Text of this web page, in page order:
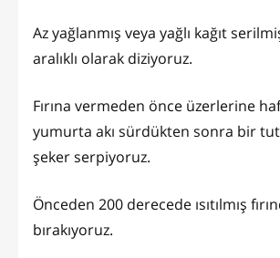
Az yağlanmış veya yağlı kağıt
aralıklı olarak diziyoruz.
Fırına vermeden önce üzerlerine
yumurta akı sürdükten sonra bir
şeker serpiyoruz.
Önceden 200 derecede ısıtılmış
bırakıyoruz.